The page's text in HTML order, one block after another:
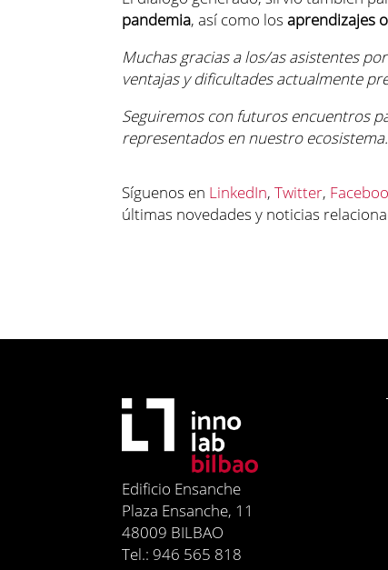
pandemia, así como losaprendizajes
Muchas gracias a los/as asistentes
ventajas y dificultades actualmente
Seguiremos con futuros encuentros
representados en nuestro ecosistema.
Síguenos en LinkedIn,Twitter,
últimas novedades y noticias
Edificio Ensanche
Plaza Ensanche, 11
48009 BILBAO
Tel.: 946 565 818